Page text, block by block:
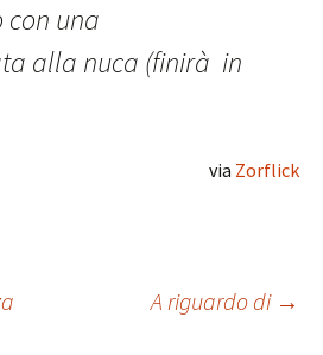
con una
alla nuca (finirà in
via Zorflick
A riguardo di →